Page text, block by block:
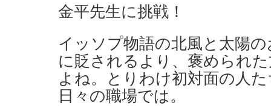
金平先生に挑戦！
イッソプ物語の北風と太陽
に貶されるより、褒められ
よね。とりわけ初対面の人
日々の職場では。